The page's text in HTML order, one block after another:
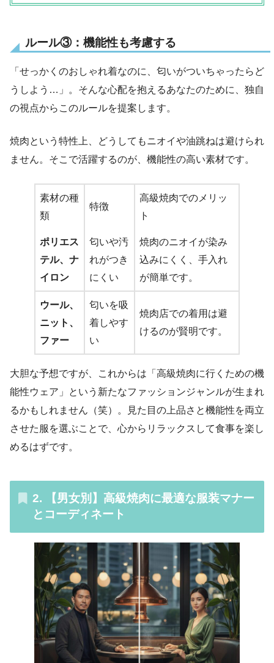
ルール③：機能性も考慮する
「せっかくのおしゃれ着なのに、匂いがついちゃったらど
うしよう…」。そんな心配を抱えるあなたのために、独自
の視点からこのルールを提案します。
焼肉という特性上、どうしてもニオイや油跳ねは避けられ
ません。そこで活躍するのが、機能性の高い素材です。
素材の種
類
特徴
高級焼肉でのメリッ
ト
ポリエス
テル、ナ
イロン
匂いや汚
れがつき
にくい
焼肉のニオイが染み
込みにくく、手入れ
が簡単です。
ウール、
ニット、
ファー
匂いを吸
着しやす
い
焼肉店での着用は避
けるのが賢明です。
大胆な予想ですが、これからは「高級焼肉に行くための機
能性ウェア」という新たなファッションジャンルが生まれ
るかもしれません（笑）。見た目の上品さと機能性を両立
させた服を選ぶことで、心からリラックスして食事を楽し
めるはずです。
2. 【男女別】高級焼肉に最適な服装マナー
とコーディネート